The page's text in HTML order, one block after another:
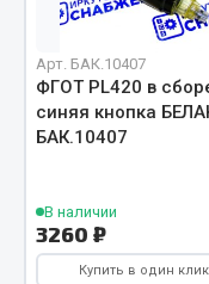
Автономные
Жидкостные
Отопители салона
Подогреватели
Автотовары
Арт. БАК.10407
ФГОТ PL420 в
синяя кнопка
БАК.10407
В наличии
3260 ₽
Купить в один клик